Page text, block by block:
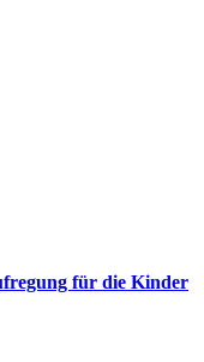
für die Kinder